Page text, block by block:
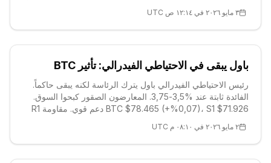
نحو محاكيات الذكاء الاصطناعي.
٣ مايو ٢٠٢٦ في ١٢:١٤ ص UTC
باول يبقى في الاحتياطي الفيدرالي: تأثير BTC
رئيس الاحتياطي الفيدرالي باول يترك الرئاسة لكنه يبقى حاكماً.
الفائدة ثابتة عند %3,5-3,75. المعارضون الصقور كبحوا السوق.
BTC $78.465 (+%0,07)، S1 $71.926 دعم قوي. مقاومة R1
٢ مايو ٢٠٢٦ في ٠٨:١٠ م UTC